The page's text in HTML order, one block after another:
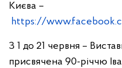
Києва –
https://
З 1 до 21 червня –
присвячена 90-річчю